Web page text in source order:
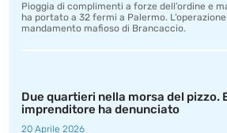
Pioggia di complimenti a forze dell’ordine e
ha portato a 32 fermi a Palermo.
mandamento mafioso di Brancaccio.
Due quartieri nella morsa del pizzo.
imprenditore ha denunciato
20 Aprile 2026